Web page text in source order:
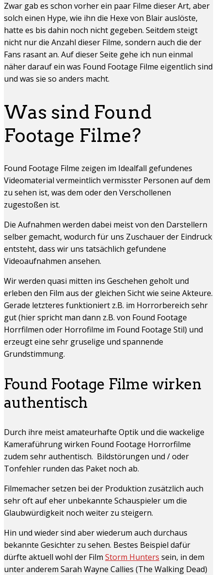
Zwar gab es schon vorher ein paar Filme dieser Art, aber
solch einen Hype, wie ihn die Hexe von Blair auslöste,
hatte es bis dahin noch nicht gegeben. Seitdem steigt
nicht nur die Anzahl dieser Filme, sondern auch die der
Fans rasant an. Auf dieser Seite gehe ich nun einmal
näher darauf ein was Found Footage Filme eigentlich sind
und was sie so anders macht.
Was sind Found
Footage Filme?
Found Footage Filme zeigen im Idealfall gefundenes
Videomaterial vermeintlich vermisster Personen auf dem
zu sehen ist, was dem oder den Verschollenen
zugestoßen ist.
Die Aufnahmen werden dabei meist von den Darstellern
selber gemacht, wodurch für uns Zuschauer der Eindruck
entsteht, dass wir uns tatsächlich gefundene
Videoaufnahmen ansehen.
Wir werden quasi mitten ins Geschehen geholt und
erleben den Film aus der gleichen Sicht wie seine Akteure.
Gerade letzteres funktioniert z.B. im Horrorbereich sehr
gut (hier spricht man dann z.B. von Found Footage
Horrfilmen oder Horrofilme im Found Footage Stil) und
erzeugt eine sehr gruselige und spannende
Grundstimmung.
Found Footage Filme wirken
authentisch
Durch ihre meist amateurhafte Optik und die wackelige
Kameraführung wirken Found Footage Horrorfilme
zudem sehr authentisch. Bildstörungen und / oder
Tonfehler runden das Paket noch ab.
Filmemacher setzen bei der Produktion zusätzlich auch
sehr oft auf eher unbekannte Schauspieler um die
Glaubwürdigkeit noch weiter zu steigern.
Hin und wieder sind aber wiederum auch durchaus
bekannte Gesichter zu sehen. Bestes Beispiel dafür
dürfte aktuell wohl der Film Storm Hunters sein, in dem
unter anderem Sarah Wayne Callies (The Walking Dead)